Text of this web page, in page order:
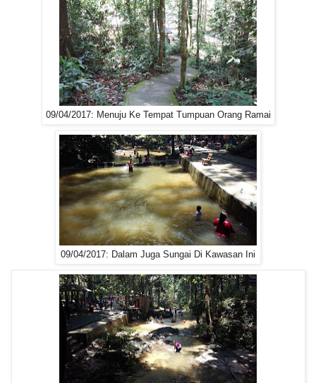
09/04/2017: Menuju Ke Tempat Tumpuan Orang Ramai
09/04/2017: Dalam Juga Sungai Di Kawasan Ini